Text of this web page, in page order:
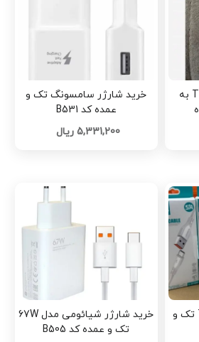
خرید کابل شارژ Type-C به
خرید شارژر سامسونگ تک و
عمده کد B531
5,331,200 ریال
خرید کابل شارژ Type-C تک و
خرید شارژر شیائومی مدل 67W
تک و عمده کد B505